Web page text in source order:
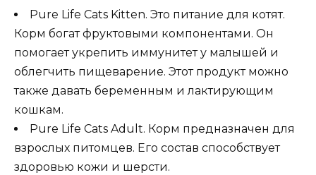
Pure Life Cats Kitten. Это питание для котят.
Корм богат фруктовыми компонентами. Он
помогает укрепить иммунитет у малышей и
облегчить пищеварение. Этот продукт можно
также давать беременным и лактирующим
кошкам.
Pure Life Cats Adult. Корм предназначен для
взрослых питомцев. Его состав способствует
здоровью кожи и шерсти.